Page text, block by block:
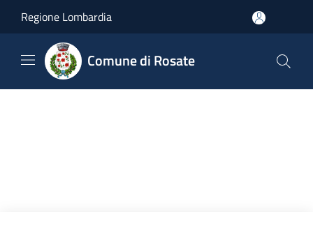
Regione Lombardia
Comune di Rosate